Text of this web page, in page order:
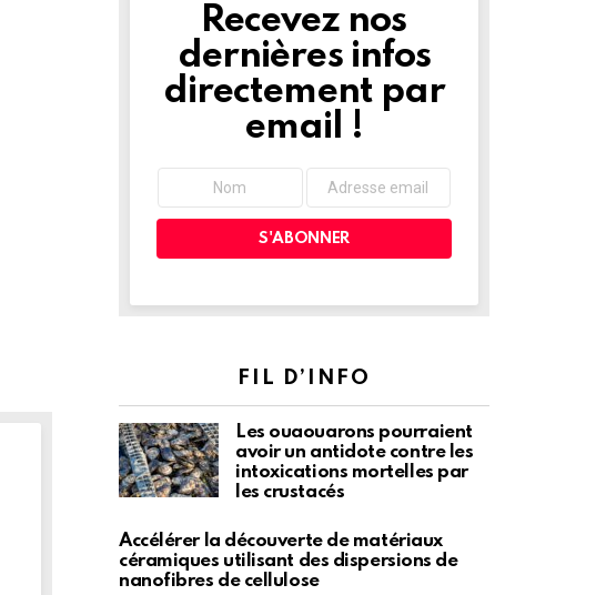
NEWSLETTER
Recevez nos
dernières infos
directement par
email !
FIL D’INFO
Les ouaouarons pourraient
avoir un antidote contre les
intoxications mortelles par
les crustacés
Accélérer la découverte de matériaux
céramiques utilisant des dispersions de
nanofibres de cellulose